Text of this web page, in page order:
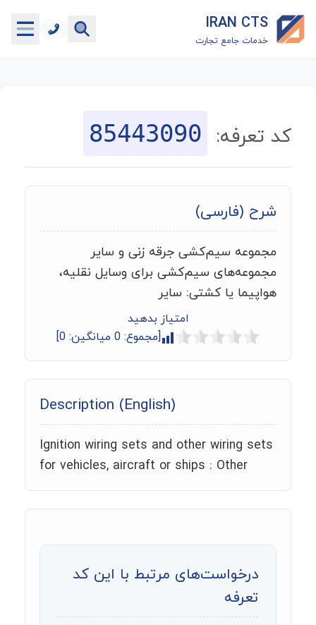
IRAN CTS
خدمات جامع تجارت
جستجوگر تعرفه گمرکی
ماشین حساب گمرکی
خدمات رایگان دیگر
کد تعرفه: 85443090
شرح (فارسی)
مجموعه سیم‌کشی جرقه زنی و سایر
مجموعه‌های سیم‌کشی برای وسایل نقلیه،
هواپیما یا کشتی: سایر
امتیاز بدهید
[مجموع: 0 میانگین: 0
]
Description (English)
Ignition wiring sets and other wiring sets
for vehicles, aircraft or ships : Other
درخواست‌های مرتبط با این کد
تعرفه